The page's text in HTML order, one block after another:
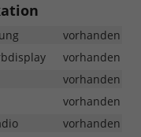
vorhanden
vorhanden
vorhanden
vorhanden
vorhanden